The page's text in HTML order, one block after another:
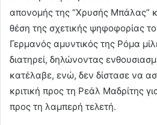
απονομής της “Χρυσής Μπάλας”
θέση της σχετικής ψηφοφορίας
Γερμανός αμυντικός της Ρόμα
διατηρεί, δηλώνοντας
κατέλαβε, ενώ, δεν δίστασε να
κριτική προς τη Ρεάλ Μαδρίτης
προς τη λαμπερή τελετή.